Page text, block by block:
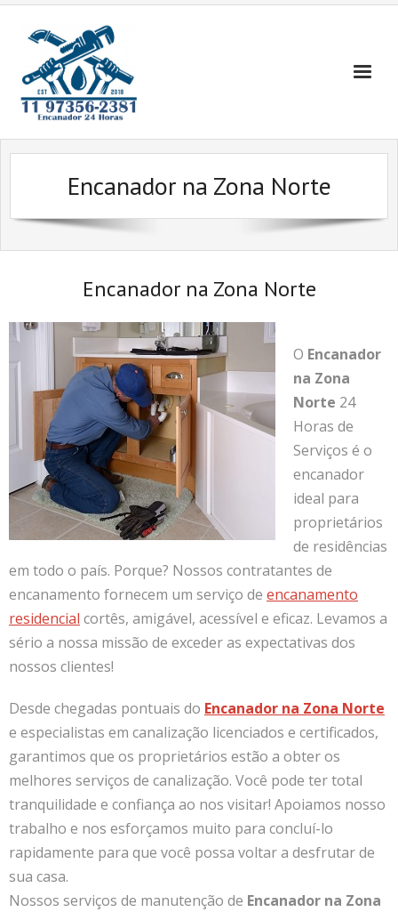
Skip
Encanador na Zona Norte
Encanador na Zona Norte
O Encanador
na Zona
Norte 24
Horas de
Serviços é o
encanador
ideal para
proprietários
de residências
em todo o país. Porque? Nossos contratantes de
encanamento fornecem um serviço de encanamento
residencial cortês, amigável, acessível e eficaz. Levamos a
sério a nossa missão de exceder as expectativas dos
nossos clientes!
Desde chegadas pontuais do Encanador na Zona Norte
e especialistas em canalização licenciados e certificados,
garantimos que os proprietários estão a obter os
melhores serviços de canalização. Você pode ter total
tranquilidade e confiança ao nos visitar! Apoiamos nosso
trabalho e nos esforçamos muito para concluí-lo
rapidamente para que você possa voltar a desfrutar de
sua casa.
Nossos serviços de manutenção de Encanador na Zona